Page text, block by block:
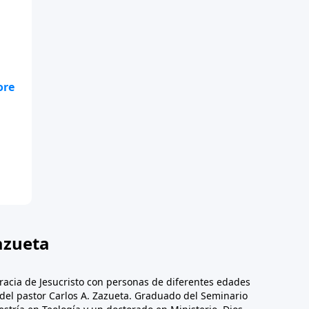
de Jesucristo con personas de diferentes edades
pastor Carlos A. Zazueta. Graduado del Seminario